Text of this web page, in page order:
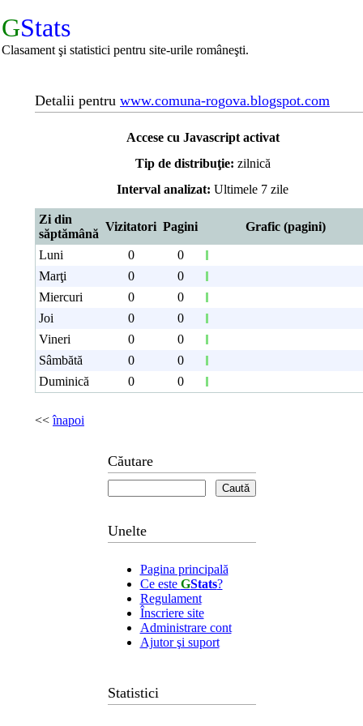
GStats
Clasament şi statistici pentru site-urile româneşti.
Căutare
Unelte
Pagina principală
Ce este GStats?
Regulament
Înscriere site
Administrare cont
Ajutor şi suport
Statistici
Detalii pentru www.comuna-rogova.blogspot.com
Accese cu Javascript activat
Tip de distribuţie: zilnică
Interval analizat: Ultimele 7 zile
Zi din
săptămână
Vizitatori Pagini Grafic (pagini)
Luni 0
0
Marţi
0
0
Miercuri
0
0
Joi
0
0
Vineri
0
0
Sâmbătă
0
0
Duminică
0 0
<<înapoi